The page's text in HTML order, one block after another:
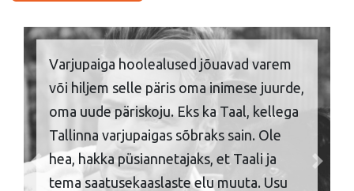
Varjupaiga hoolealused jõuavad varem
või hiljem selle päris oma inimese juurde,
oma uude päriskoju. Eks ka Taal, kellega
Tallinna varjupaigas sõbraks sain. Ole
hea, hakka püsiannetajaks, et Taali ja
tema saatusekaaslaste elu muuta. Usu
Previous Next